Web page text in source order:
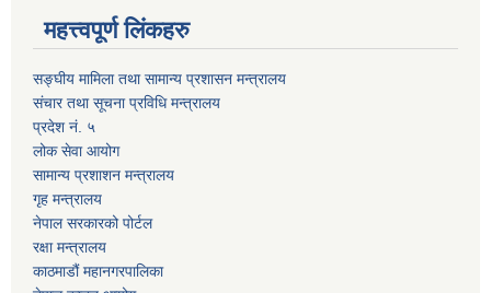
महत्त्वपूर्ण लिंकहरु
सङ्घीय मामिला तथा सामान्य प्रशासन मन्त्रालय
संचार तथा सूचना प्रविधि मन्त्रालय
प्रदेश नं. ५
लोक सेवा आयोग
सामान्य प्रशाशन मन्त्रालय
गृह मन्त्रालय
नेपाल सरकारको पोर्टल
रक्षा मन्त्रालय
काठमाडौं महानगरपालिका